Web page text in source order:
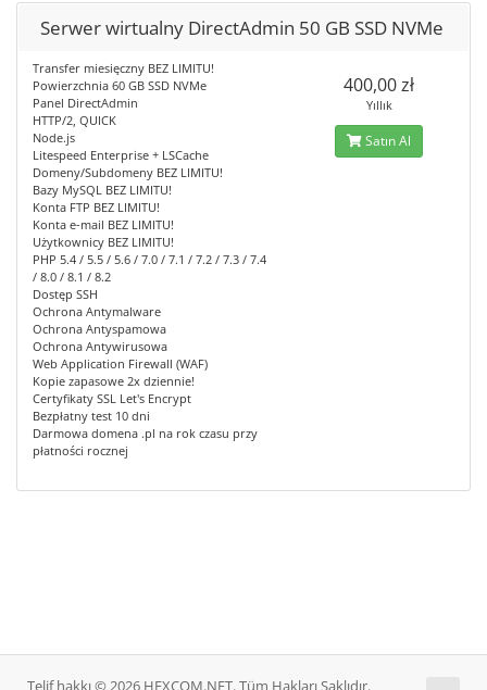
Serwer wirtualny DirectAdmin 50 GB SSD NVMe
Transfer miesięczny BEZ LIMITU!
Powierzchnia 60 GB SSD NVMe
Panel DirectAdmin
HTTP/2, QUICK
Node.js
Litespeed Enterprise + LSCache
Domeny/Subdomeny BEZ LIMITU!
Bazy MySQL BEZ LIMITU!
Konta FTP BEZ LIMITU!
Konta e-mail BEZ LIMITU!
Użytkownicy BEZ LIMITU!
PHP 5.4 / 5.5 / 5.6 / 7.0 / 7.1 / 7.2 / 7.3 / 7.4
/ 8.0 / 8.1 / 8.2
Dostęp SSH
Ochrona Antymalware
Ochrona Antyspamowa
Ochrona Antywirusowa
Web Application Firewall (WAF)
Kopie zapasowe 2x dziennie!
Certyfikaty SSL Let's Encrypt
Bezpłatny test 10 dni
Darmowa domena .pl na rok czasu przy
płatności rocznej
400,00 zł
Yıllık
Satın Al
Telif hakkı © 2026 HEXCOM.NET. Tüm Hakları Saklıdır.